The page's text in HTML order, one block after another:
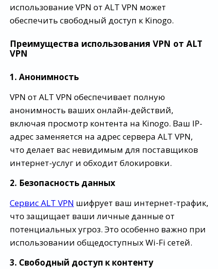
использование VPN от ALT VPN может
обеспечить свободный доступ к Kinogo.
Преимущества использования VPN от ALT
VPN
1. Анонимность
VPN от ALT VPN обеспечивает полную
анонимность ваших онлайн-действий,
включая просмотр контента на Kinogo. Ваш IP-
адрес заменяется на адрес сервера ALT VPN,
что делает вас невидимым для поставщиков
интернет-услуг и обходит блокировки.
2. Безопасность данных
Сервис ALT VPN шифрует ваш интернет-трафик,
что защищает ваши личные данные от
потенциальных угроз. Это особенно важно при
использовании общедоступных Wi-Fi сетей.
3. Свободный доступ к контенту